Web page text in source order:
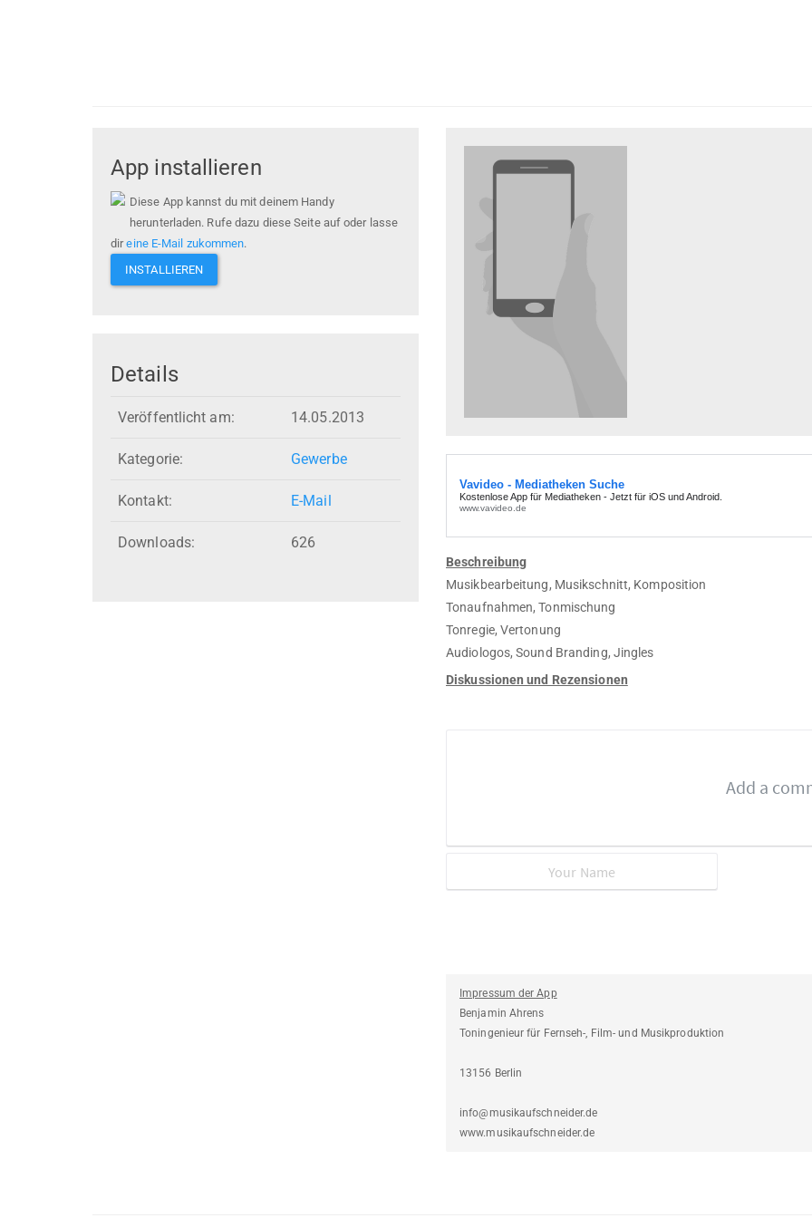
App installieren
Diese App kannst du mit deinem Handy
herunterladen. Rufe dazu diese Seite auf oder lasse
direine E-Mail zukommen.
INSTALLIEREN
Details
Veröffentlicht am: 14.05.2013
Kategorie: Gewerbe
Kontakt: E-Mail
Downloads: 626
Beschreibung
Musikbearbeitung, Musikschnitt, Komposition
Tonaufnahmen, Tonmischung
Tonregie, Vertonung
Audiologos, Sound Branding, Jingles
Diskussionen und Rezensionen
Impressum der App
Benjamin Ahrens
Toningenieur für Fernseh-, Film- und Musikproduktion
13156 Berlin
info@musikaufschneider.de
www.musikaufschneider.de